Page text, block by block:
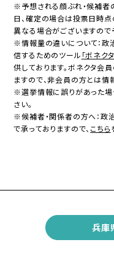
※予想される顔ぶれ・候補者
日、確定の場合は投票日時
異なる場合がございますので
※情報量の違いについて：政
信するためのツール 「ボネクタ
供しております。ボネクタ会
ますので、非会員の方とは情
※選挙情報に誤りがあった場
さい。
※候補者・関係者の方へ：政
で承っておりますので、 こちら
兵庫